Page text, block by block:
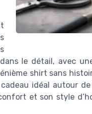
le détail, avec
shirt sans
idéal autour
et son style